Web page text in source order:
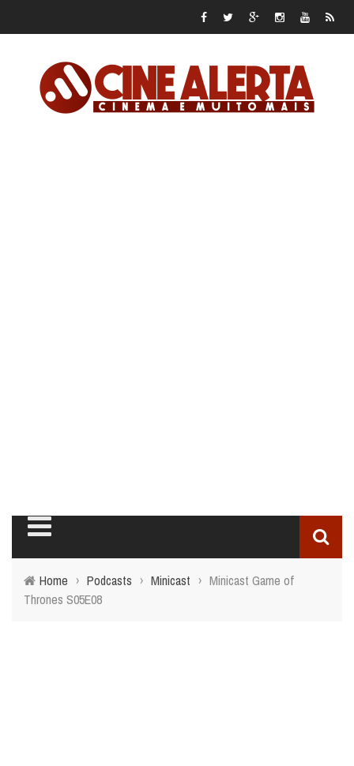
Home › Podcasts › Minicast › Minicast Game of
Thrones S05E08